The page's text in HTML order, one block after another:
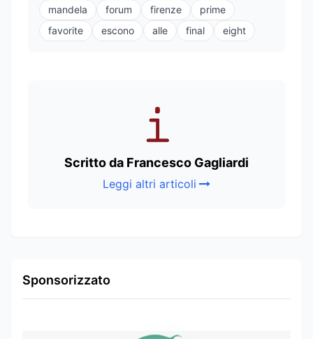
mandela forum firenze
prime
favorite
escono alle final eight
Scritto da Francesco Gagliardi
Leggi altri articoli
Sponsorizzato